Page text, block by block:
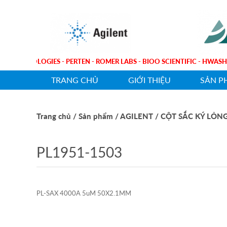
TECHNOLOGIES - PERTEN - ROMER LABS - BIOO SCIENTIFIC -
TRANG CHỦ GIỚI THIỆU SẢN
Trang chủ / Sản phẩm / AGILENT / CỘT SẮC KÝ
PL1951-1503
PL-SAX 4000A 5uM 50X2.1MM